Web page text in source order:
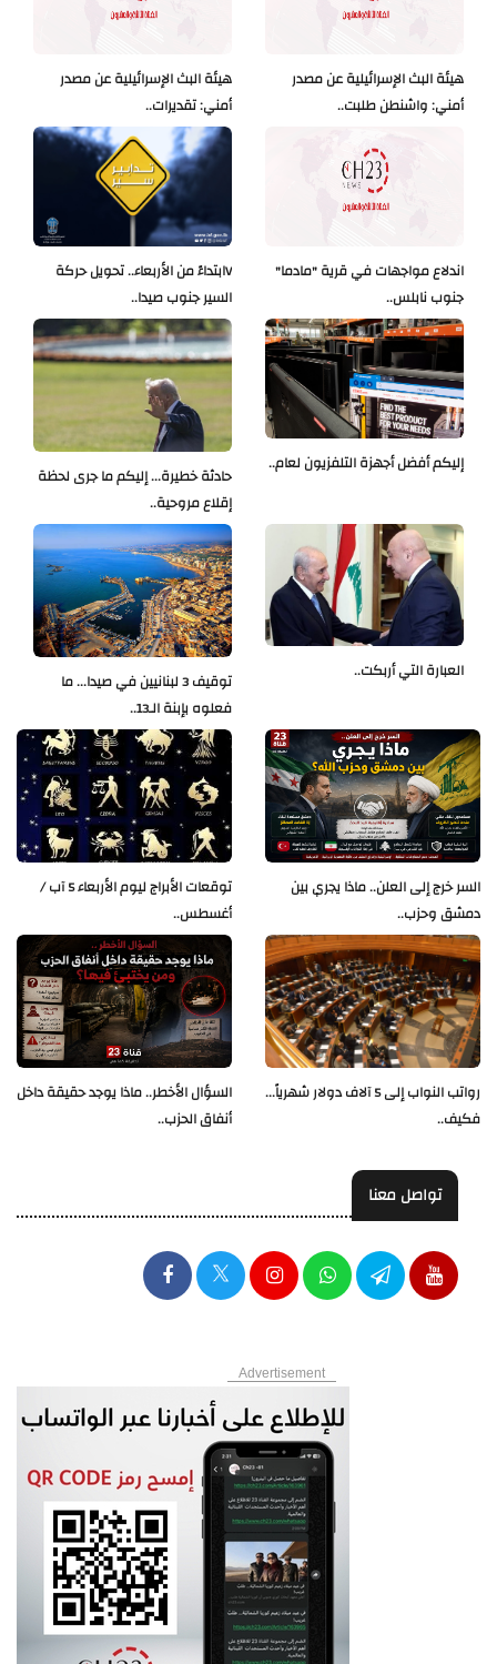
هيئة البث الإسرائيلية عن مصدر
أمني: تقديرات..
هيئة البث الإسرائيلية عن مصدر
أمني: واشنطن طلبت..
Vابتداءً من الأربعاء.. تحويل حركة
السير جنوب صيدا..
اندلاع مواجهات في قرية "مادما"
جنوب نابلس..
حادثة خطيرة... إليكم ما جرى لحظة
إقلاع مروحية..
إليكم أفضل أجهزة التلفزيون لعام..
توقيف 3 لبنانيين في صيدا... ما
فعلوه بإبنة الـ13..
العبارة التي أربكت..
توقعات الأبراج ليوم الأربعاء 5 آب /
أغسطس..
السر خرج إلى العلن.. ماذا يجري بين
دمشق وحزب..
السؤال الأخطر.. ماذا يوجد حقيقة داخل
أنفاق الحزب..
رواتب النواب إلى 5 آلاف دولار شهرياً...
فكيف..
تواصل معنا
Advertisement